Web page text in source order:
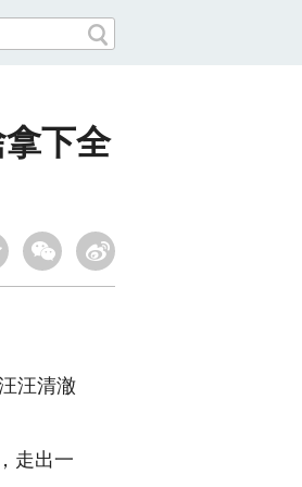
下全
汪清澈
走出一